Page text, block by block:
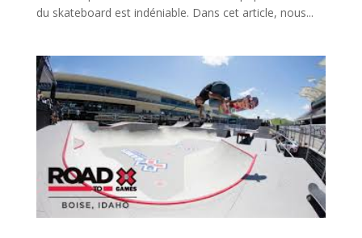
du skateboard est indéniable. Dans cet article, nous...